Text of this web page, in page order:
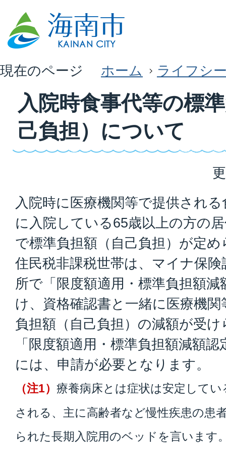
現在のページ ホーム ライフシ
入院時食事代等の標
己負担）について
入院時に医療機関等で提供され
に入院している65歳以上の方の
で標準負担額（自己負担）が定
住民税非課税世帯は、マイナ保
所で「限度額適用・標準負担額
け、資格確認書と一緒に医療機
負担額（自己負担）の減額が受
「限度額適用・標準負担額減額
には、申請が必要となります。
（注1） 療養病床とは症状は安定して
される、主に高齢者など慢性疾患の患
られた長期入院用のベッドを言います